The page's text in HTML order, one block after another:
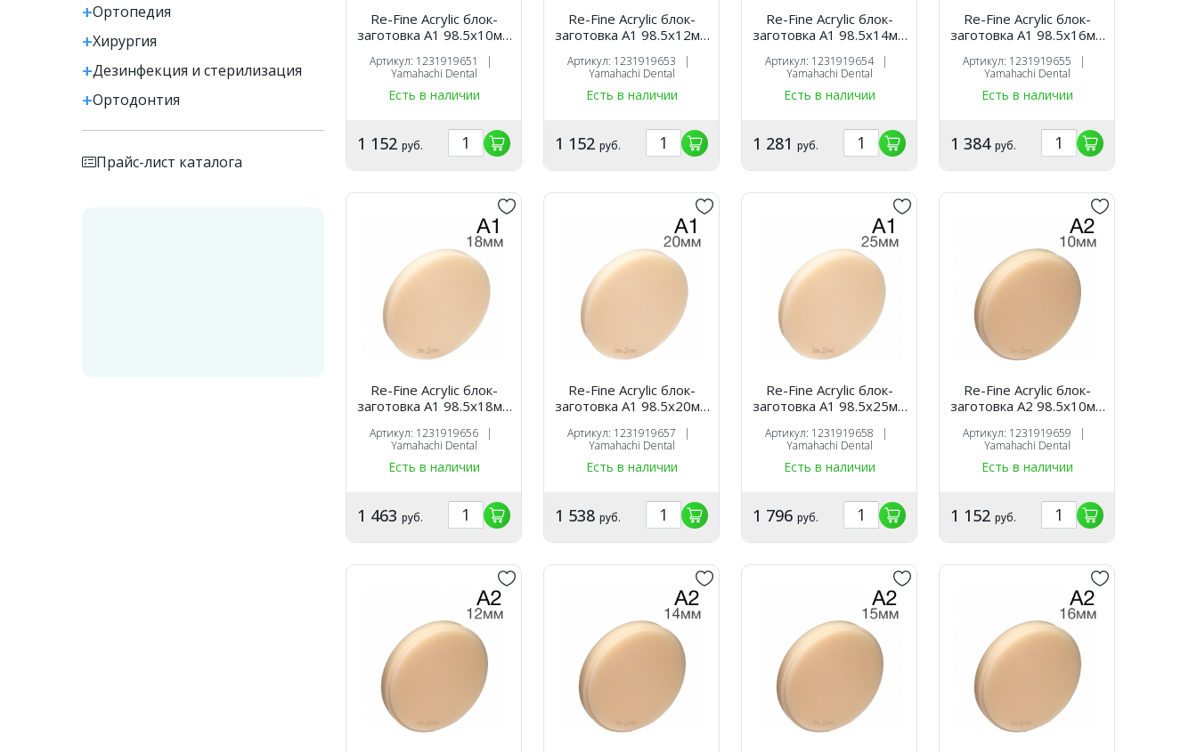
Ортопедия
Хирургия
Дезинфекция и стерилизация
Ортодонтия
Прайс-лист каталога
Re-Fine Acrylic блок-
заготовка A1 98.5х10мм
Артикул: 1231919651 |
Yamahachi Dental
Есть в наличии
1 152 руб.
Re-Fine Acrylic блок-
заготовка A1 98.5х12мм
Артикул: 1231919653 |
Yamahachi Dental
Есть в наличии
1 152 руб.
Re-Fine Acrylic блок-
заготовка A1 98.5х14мм
Артикул: 1231919654 |
Yamahachi Dental
Есть в наличии
1 281 руб.
Re-Fine Acrylic блок-
заготовка A1 98.5х16мм
Артикул: 1231919655 |
Yamahachi Dental
Есть в наличии
1 384 руб.
Re-Fine Acrylic блок-
заготовка A1 98.5х18мм
Артикул: 1231919656 |
Yamahachi Dental
Есть в наличии
1 463 руб.
Re-Fine Acrylic блок-
заготовка A1 98.5х20мм
Артикул: 1231919657 |
Yamahachi Dental
Есть в наличии
1 538 руб.
Re-Fine Acrylic блок-
заготовка A1 98.5х25мм
Артикул: 1231919658 |
Yamahachi Dental
Есть в наличии
1 796 руб.
Re-Fine Acrylic блок-
заготовка A2 98.5х10мм
Артикул: 1231919659 |
Yamahachi Dental
Есть в наличии
1 152 руб.